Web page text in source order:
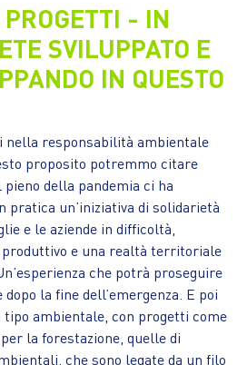
- IN
SVILUPPATO E
IN QUESTO
nella responsabilità ambientale
proposito potremmo citare
pieno della pandemia ci ha
pratica un’iniziativa di solidarietà
e le aziende in difficoltà,
e una realtà territoriale
che potrà proseguire
la fine dell’emergenza. E poi
tipo ambientale, con progetti come
la forestazione, quelle di
che sono legate da un filo